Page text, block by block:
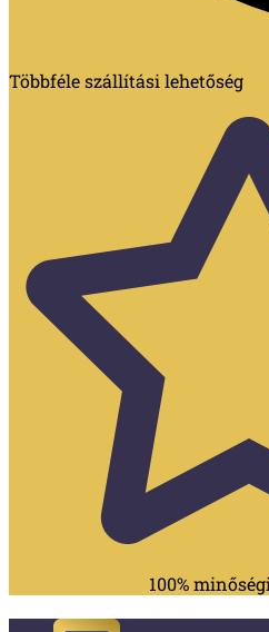
Többféle szállítási lehetőség
100%